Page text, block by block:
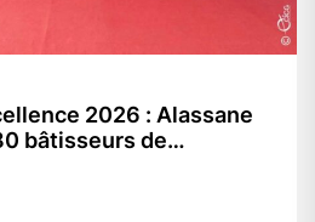
2026 : Alassane
bâtisseurs de
la jeunesse à viser le